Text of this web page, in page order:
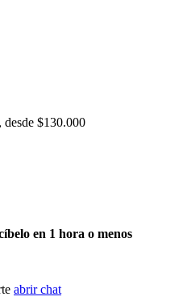
$130.000
en 1 hora o menos
abrir chat